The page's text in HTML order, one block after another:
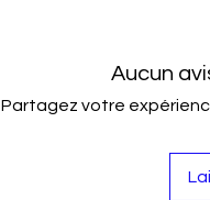
Aucun
Partagez votre